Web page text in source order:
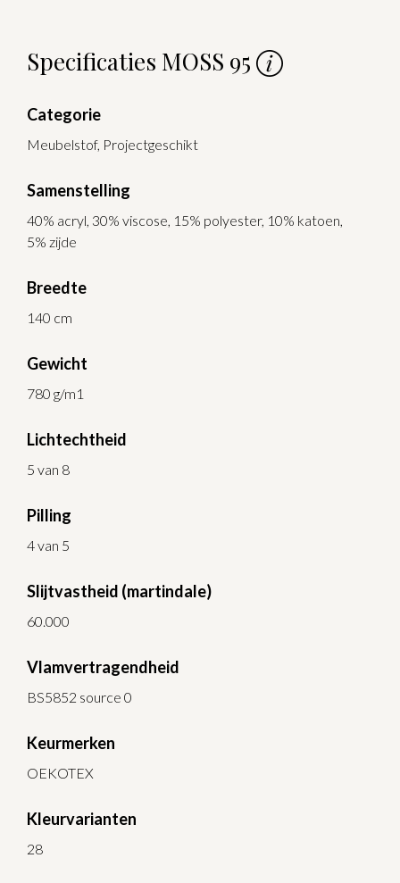
Specificaties MOSS 95
Categorie
Meubelstof, Projectgeschikt
Samenstelling
40% acryl, 30% viscose, 15% polyester, 10% katoen,
5% zijde
Breedte
140 cm
Gewicht
780 g/m1
Lichtechtheid
5 van 8
Pilling
4 van 5
Slijtvastheid (martindale)
60.000
Vlamvertragendheid
BS5852 source 0
Keurmerken
OEKOTEX
Kleurvarianten
28